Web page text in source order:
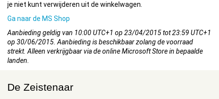
je niet kunt verwijderen uit de winkelwagen.
Ga naar de MS Shop
Aanbieding geldig van 10:00 UTC+1 op 23/04/2015 tot 23:59 UTC+1
op 30/06/2015. Aanbieding is beschikbaar zolang de voorraad
strekt. Alleen verkrijgbaar via de online Microsoft Store in bepaalde
landen.
De Zeistenaar